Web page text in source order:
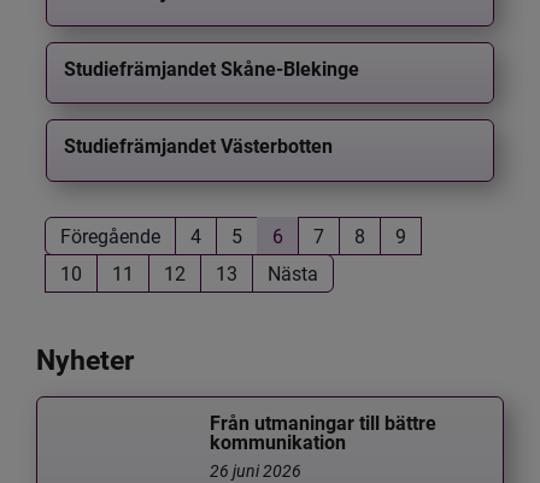
Studiefrämjandet Skåne-Blekinge
Studiefrämjandet Västerbotten
Föregående 4 5 6 7 8
9
10
11 12 13 Nästa
Nyheter
Från utmaningar till bättre
kommunikation
26 juni 2026